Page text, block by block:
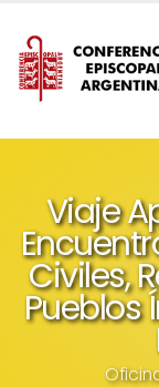
Viaje
Civiles,
Pueblos